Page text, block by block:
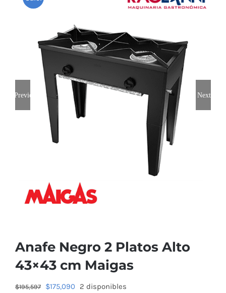
Previous Next
Anafe Negro 2 Platos Alto
43×43 cm Maigas
$195,597
El
$175,090 El2 disponibles